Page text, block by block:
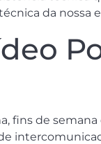
da nossa
fins de semana